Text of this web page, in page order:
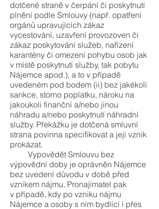
dotčené straně v čerpání či poskytnutí
plnění podle Smlouvy (např. opatření
orgánů upravujících zákaz
vycestování, uzavření provozoven či
zákaz poskytování služeb, nařízení
karantény či omezení pohybu osob jak
v místě poskytnutí služby, tak pobytu
Nájemce apod.), a to v případě
uvedeném pod bodem (ii) bez jakékoli
sankce, storno poplatku, nároku na
jakoukoli finanční a/nebo jinou
náhradu a/nebo poskytnutí náhradní
služby. Překážku je dotčená smluvní
strana povinna specifikovat a její vznik
prokázat.
Vypovědět Smlouvu bez
výpovědní doby je oprávněn Nájemce
bez uvedení důvodu v době před
vznikem nájmu, Pronajímatel pak
v případě, kdy po vzniku nájmu
Nájemce a osoby s ním bydlící i přes